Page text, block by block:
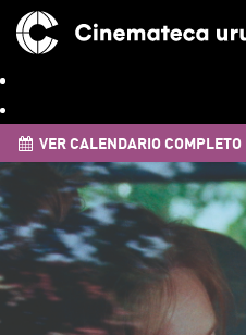
VER CALENDARIO COMPLETO